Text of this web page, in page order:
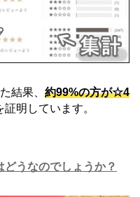
結果、 約99%の方が☆4
明しています。
うなのでしょうか？